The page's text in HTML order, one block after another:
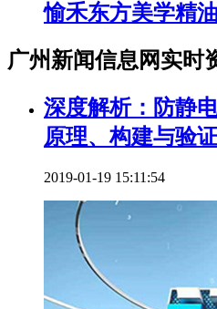
愉禾东方美学精油
广州新闻信息网实时
深度解析：防静
原理、构建与验
2019-01-19 15:11:54